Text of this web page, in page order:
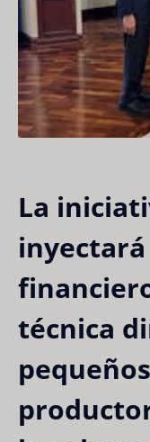
La
técnica